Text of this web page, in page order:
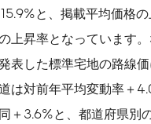
と、掲載平均価格の
上昇率となっています
表した標準宅地の路線
は対前年平均変動率＋
＋3.6%と、都道府県別